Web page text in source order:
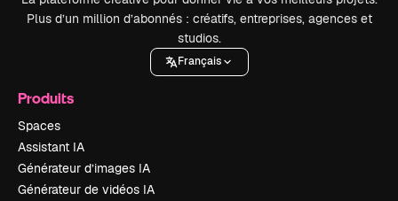
Plus d’un million d’abonnés : créatifs, entreprises, agences et
studios.
Français
Produits
Spaces
Assistant IA
Générateur d’images IA
Générateur de vidéos IA